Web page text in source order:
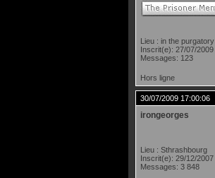
Lieu : in the purgatory
Inscrit(e): 27/07/2009
Messages: 123
Hors ligne
30/07/2009 17:00:06
irongeorges
Lieu : Sthrashbourg
Inscrit(e): 29/12/2007
Messages: 3 848